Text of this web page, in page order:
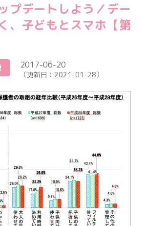
プデートしよう／デー
、子どもとスマホ【第
2017-06-20
（更新日： 2021-01-28）